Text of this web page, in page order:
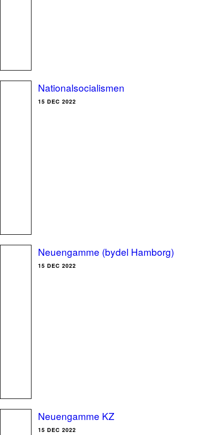
Nationalsocialismen
15 DEC 2022
Neuengamme (bydel Hamborg)
15 DEC 2022
Neuengamme KZ
15 DEC 2022